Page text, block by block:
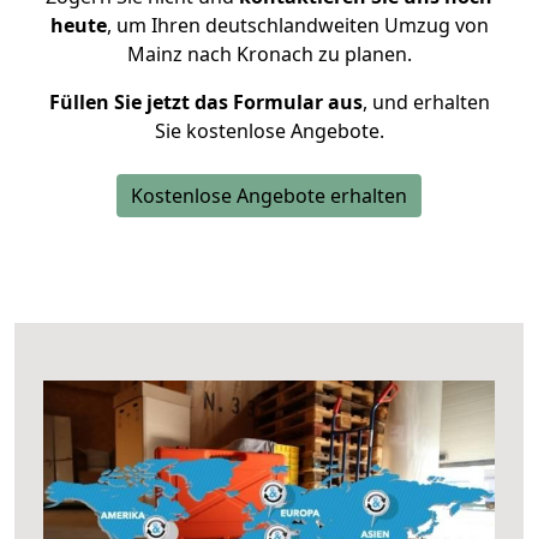
heute, um Ihren deutschlandweiten Umzug von
Mainz nach Kronach zu planen.
Füllen Sie jetzt das Formular aus, und erhalten
Sie kostenlose Angebote.
Kostenlose Angebote erhalten